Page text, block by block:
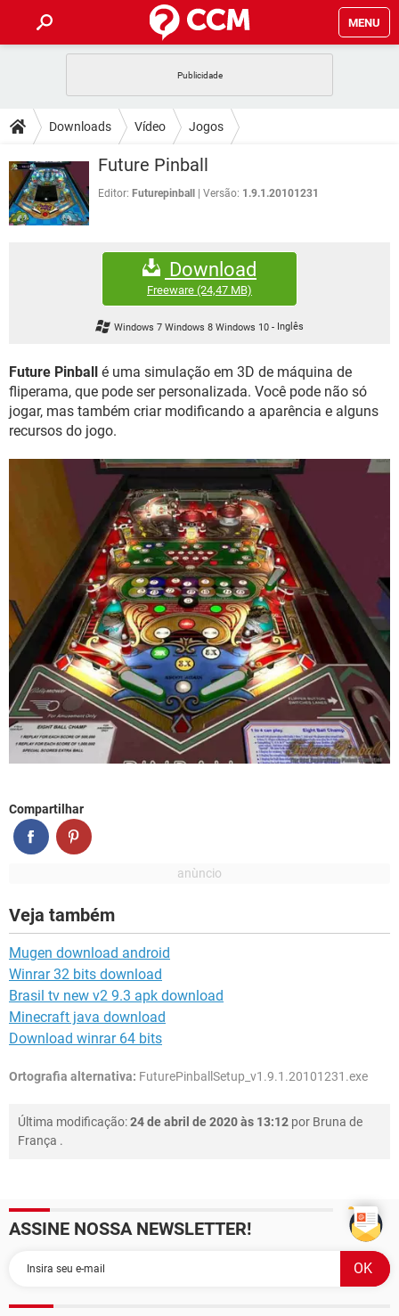
MENU
CELULAR FACEBOOK
OUTLOOK
INSTAGRAM GMAIL
GUIA DE COMPRAS
DICAS
JOGOS WHATSAPP
CELULAR
OUTLOOK
DOWNLOADS
JOGOS WHATSAPP
CELULAR
EXCEL
GMAIL
FÓRUM
FACEBOOK
EXCEL
GMAIL
WHATSAPP
INSTAGRAM GMAIL
GUIA DE COMPRAS
Downloads Vídeo Jogos
Future Pinball
Editor: Futurepinball Versão: 1.9.1.20101231
Download
Freeware (24,47 MB)
Windows 7 Windows 8 Windows 10 - Inglês
Future Pinball é uma simulação em 3D de máquina de
fliperama, que pode ser personalizada. Você pode não só
jogar, mas também criar modificando a aparência e alguns
recursos do jogo.
Compartilhar
Veja também
Mugen download android
Winrar 32 bits download
Brasil tv new v2 9.3 apk download
Minecraft java download
Download winrar 64 bits
Ortografia alternativa: FuturePinballSetup_v1.9.1.20101231.exe
Última modificação:24 de abril de 2020 às 13:12 por Bruna de
França .
ASSINE NOSSA NEWSLETTER!